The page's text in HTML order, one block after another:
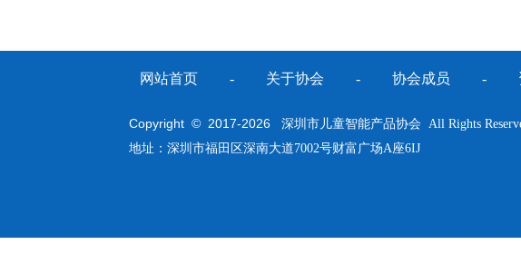
网站首页 - 关于协会 - 协会成员 -
Copyright © 2017-2026
深圳市儿童智能产品协会 All Rights
地址：深圳市福田区深南大道7002号财富广场A座6IJ